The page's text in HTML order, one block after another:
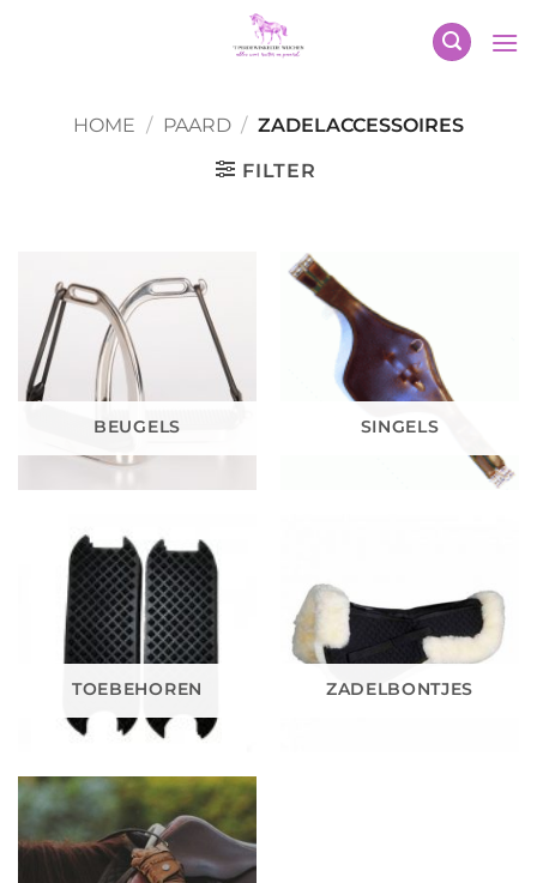
HOME / PAARD / ZADELACCESSOIRES
FILTER
BEUGELS SINGELS
TOEBEHOREN ZADELBONTJES